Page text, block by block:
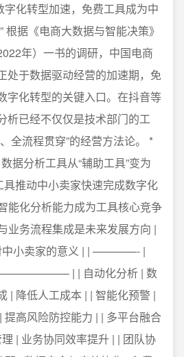
化转型加速，免费工具成为中
根据《电商大数据与智能决策》
年）一书的调研，中国电商
处于数据驱动经营的加速期，免
字化转型的关键入口。在抖音等
析已经不仅仅是技术部门的工
全流程贯穿”的经营方法论。 *
据分析工具从“辅助工具”变为
具推动中小卖家快速完成数字化
能化分析能力成为工具核心竞争
业务流程集成是未来发展方向 |
中小卖家的意义 | | ————- |
| | 自动化分析 | 数
| 降低人工成本 | | 智能化预警 |
高风险防控能力 | | 多平台融合
| 业务协同效率提升 | | 团队协